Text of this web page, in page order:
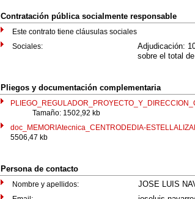
Contratación pública socialmente responsable
Este contrato tiene cláusulas sociales
Sociales:
Adjudicación:
sobre el total
Pliegos y documentación complementaria
Tamaño: 1502,92 kb
doc_MEMORIAtecnica_CENTRODEDIA-
5506,47 kb
Persona de contacto
Nombre y apellidos: JOSE LUIS